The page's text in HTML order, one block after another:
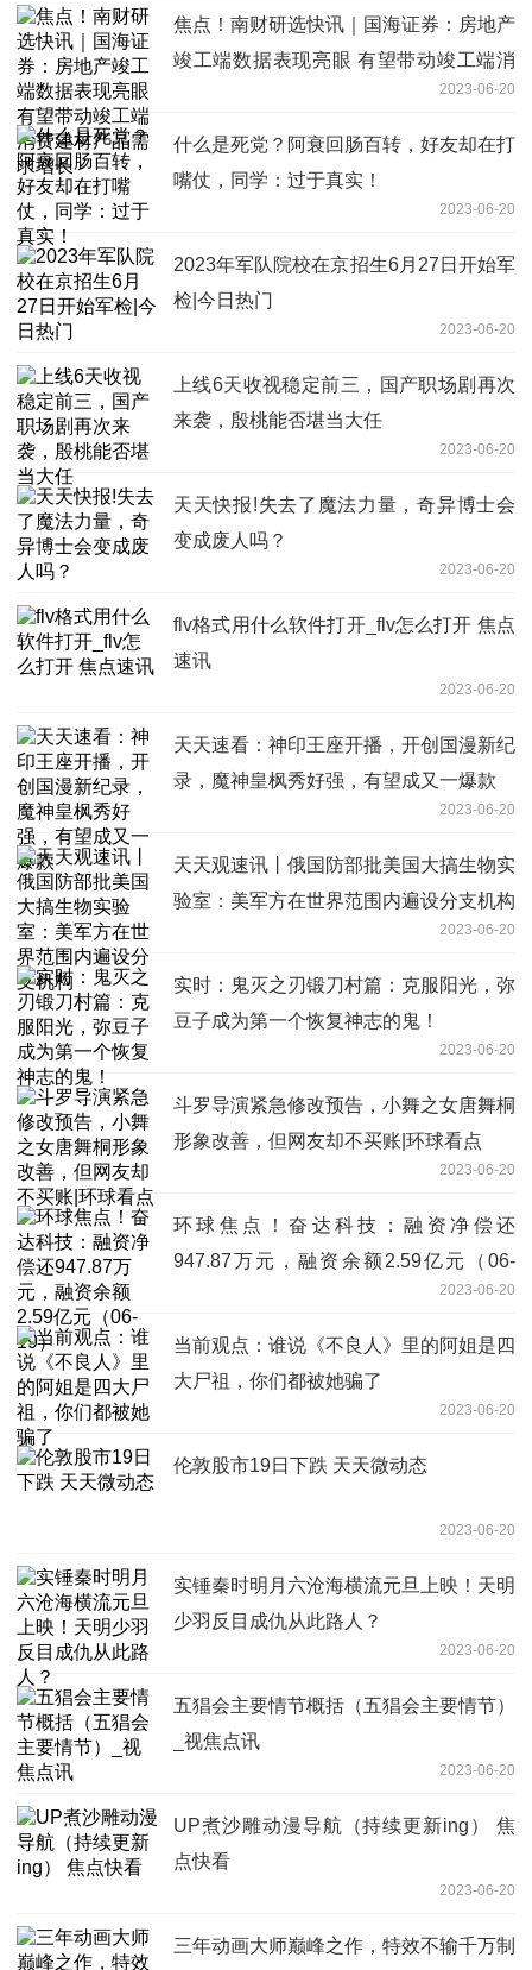
焦点！南财研选快讯｜国海证券：房地产
竣工端数据表现亮眼 有望带动竣工端消
2023-06-20
什么是死党？阿衰回肠百转，好友却在打
嘴仗，同学：过于真实！
2023-06-20
2023年军队院校在京招生6月27日开始军
检|今日热门
2023-06-20
上线6天收视稳定前三，国产职场剧再次
来袭，殷桃能否堪当大任
2023-06-20
天天快报!失去了魔法力量，奇异博士会
变成废人吗？
2023-06-20
flv格式用什么软件打开_flv怎么打开 焦点
速讯
2023-06-20
天天速看：神印王座开播，开创国漫新纪
录，魔神皇枫秀好强，有望成又一爆款
2023-06-20
天天观速讯丨俄国防部批美国大搞生物实
验室：美军方在世界范围内遍设分支机构
2023-06-20
实时：鬼灭之刃锻刀村篇：克服阳光，弥
豆子成为第一个恢复神志的鬼！
2023-06-20
斗罗导演紧急修改预告，小舞之女唐舞桐
形象改善，但网友却不买账|环球看点
2023-06-20
环球焦点！奋达科技：融资净偿还
947.87万元，融资余额2.59亿元（06-
2023-06-20
当前观点：谁说《不良人》里的阿姐是四
大尸祖，你们都被她骗了
2023-06-20
伦敦股市19日下跌 天天微动态
2023-06-20
实锤秦时明月六沧海横流元旦上映！天明
少羽反目成仇从此路人？
2023-06-20
五猖会主要情节概括（五猖会主要情节）
_视焦点讯
2023-06-20
UP煮沙雕动漫导航（持续更新ing） 焦
点快看
2023-06-20
三年动画大师巅峰之作，特效不输千万制